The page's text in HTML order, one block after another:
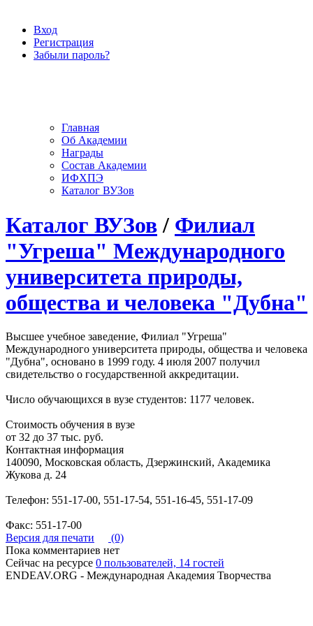
Вход
Регистрация
Забыли пароль?
Главная
Об Академии
Награды
Состав Академии
ИФХПЭ
Каталог ВУЗов
Каталог ВУЗов / Филиал
"Угреша" Международного
университета природы,
общества и человека "Дубна"
Высшее учебное заведение, Филиал "Угреша"
Международного университета природы, общества и человека
"Дубна", основано в 1999 году. 4 июля 2007 получил
свидетельство о государственной аккредитации.
Число обучающихся в вузе студентов: 1177 человек.
Стоимость обучения в вузе
от 32 до 37 тыс. руб.
Контактная информация
140090, Московская область, Дзержинский, Академика
Жукова д. 24
Телефон: 551-17-00, 551-17-54, 551-16-45, 551-17-09
Факс: 551-17-00
Версия для печати
(0)
Пока комментариев нет
Сейчас на ресурсе 0 пользователей, 14 гостей
ENDEAV.ORG - Международная Академия Творчества